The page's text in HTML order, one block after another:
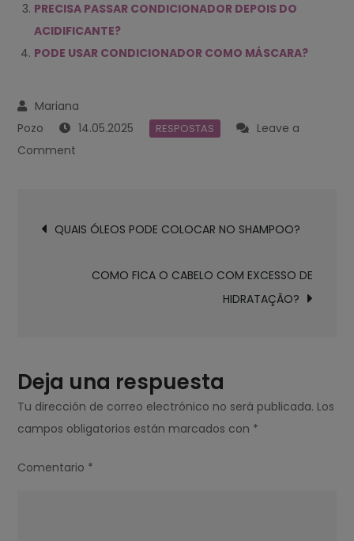
PRECISA PASSAR CONDICIONADOR DEPOIS DO
ACIDIFICANTE?
PODE USAR CONDICIONADOR COMO MÁSCARA?
14.05.2025 RESPOSTAS
Leave a
Comment
CONDICIONADOR
DO
Navegación
de
entradas
QUAIS ÓLEOS PODE COLOCAR NO SHAMPOO?
COMO FICA O CABELO COM EXCESSO DE
HIDRATAÇÃO?
Deja una respuesta
Tu dirección de correo electrónico no será publicada. Los
campos obligatorios están marcados con *
Comentario *